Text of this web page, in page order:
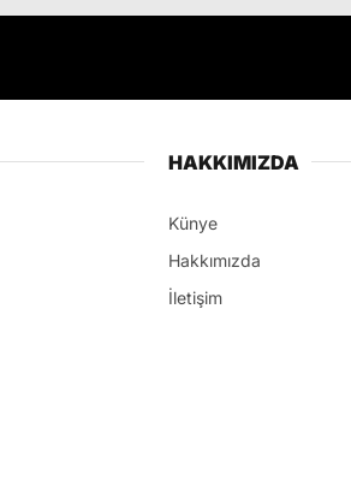
HAKKIMIZDA
Künye
Hakkımızda
İletişim